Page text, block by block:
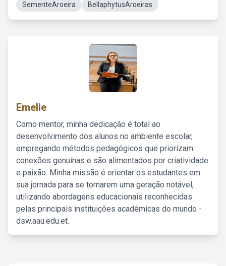
SementeAroeira
BellaphytusAroeiras
Emelie
Como mentor, minha dedicação é total ao
desenvolvimento dos alunos no ambiente escolar,
empregando métodos pedagógicos que priorizam
conexões genuínas e são alimentados por criatividade
e paixão. Minha missão é orientar os estudantes em
sua jornada para se tornarem uma geração notável,
utilizando abordagens educacionais reconhecidas
pelas principais instituições acadêmicas do mundo -
dsw.aau.edu.et.